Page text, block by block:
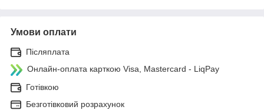
Умови оплати
Післяплата
Онлайн-оплата карткою Visa, Mastercard - LiqPay
Готівкою
Безготівковий розрахунок